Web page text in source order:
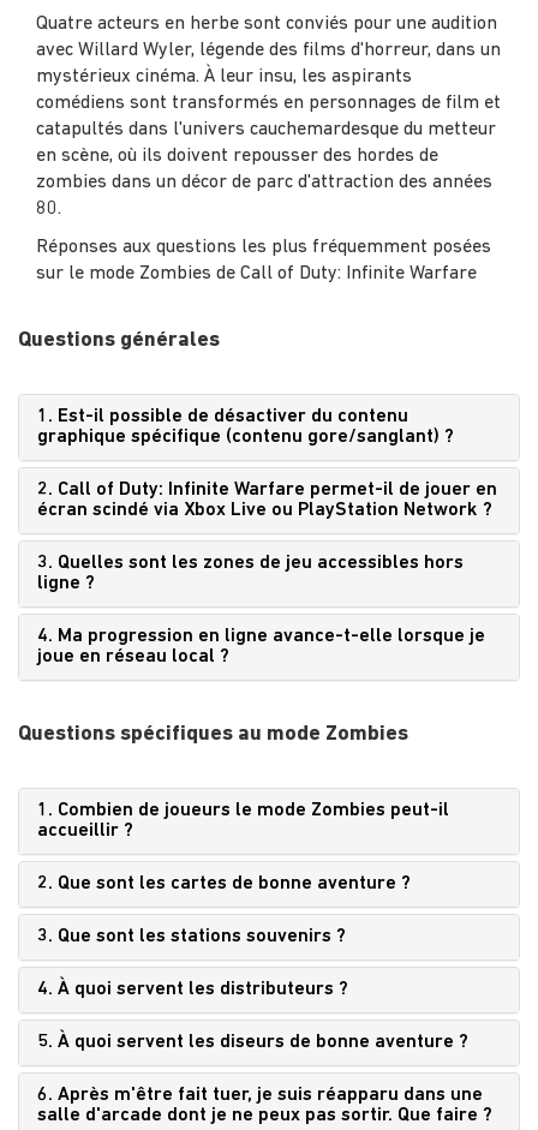
Quatre acteurs en herbe sont conviés pour une audition
avec Willard Wyler, légende des films d'horreur, dans un
mystérieux cinéma. À leur insu, les aspirants
comédiens sont transformés en personnages de film et
catapultés dans l'univers cauchemardesque du metteur
en scène, où ils doivent repousser des hordes de
zombies dans un décor de parc d'attraction des années
80.
Réponses aux questions les plus fréquemment posées
sur le mode Zombies de Call of Duty: Infinite Warfare
Questions générales
1. Est-il possible de désactiver du contenu
graphique spécifique (contenu gore/sanglant) ?
2. Call of Duty: Infinite Warfare permet-il de jouer en
écran scindé via Xbox Live ou PlayStation Network ?
3. Quelles sont les zones de jeu accessibles hors
ligne ?
4. Ma progression en ligne avance-t-elle lorsque je
joue en réseau local ?
Questions spécifiques au mode Zombies
1. Combien de joueurs le mode Zombies peut-il
accueillir ?
2. Que sont les cartes de bonne aventure ?
3. Que sont les stations souvenirs ?
4. À quoi servent les distributeurs ?
5. À quoi servent les diseurs de bonne aventure ?
6. Après m'être fait tuer, je suis réapparu dans une
salle d'arcade dont je ne peux pas sortir. Que faire ?